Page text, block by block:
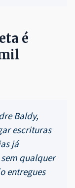
é
Baldy,
escrituras
já
qualquer
entregues